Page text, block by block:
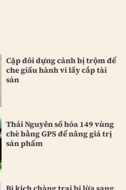
Cặp đôi dựng cảnh bị trộm để
che giấu hành vi lấy cắp tài
sản
Thái Nguyên số hóa 149 vùng
chè bằng GPS để nâng giá trị
sản phẩm